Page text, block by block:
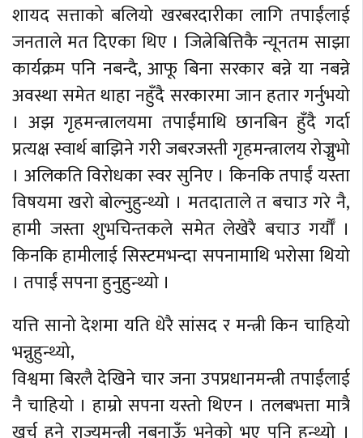
शायद सत्ताको बलियो खरबरदारीका लागि तपाईंलाई
जनताले मत दिएका थिए । जित्नेबित्तिकै न्यूनतम साझा
कार्यक्रम पनि नबन्दै, आफू बिना सरकार बन्ने या नबन्ने
अवस्था समेत थाहा नहुँदै सरकारमा जान हतार गर्नुभयो
। अझ गृहमन्त्रालयमा तपाईंमाथि छानबिन हुँदै गर्दा
प्रत्यक्ष स्वार्थ बाझिने गरी जबरजस्ती गृहमन्त्रालय रोज्नुभो
। अलिकति विरोधका स्वर सुनिए । किनकि तपाईं यस्ता
विषयमा खरो बोल्नुहुन्थ्यो । मतदाताले त बचाउ गरे नै,
हामी जस्ता शुभचिन्तकले समेत लेखेरै बचाउ गर्यौँ ।
किनकि हामीलाई सिस्टमभन्दा सपनामाथि भरोसा थियो
। तपाईं सपना हुनुहुन्थ्यो ।
यत्ति सानो देशमा यति धेरै सांसद र मन्त्री किन चाहियो
भन्नुहुन्थ्यो,
विश्वमा बिरलै देखिने चार जना उपप्रधानमन्त्री तपाईंलाई
नै चाहियो । हाम्रो सपना यस्तो थिएन । तलबभत्ता मात्रै